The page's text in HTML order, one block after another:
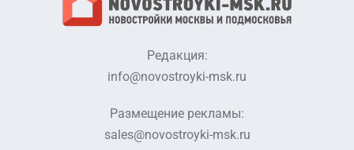
Редакция:
info@novostroyki-msk.ru
Размещение рекламы:
sales@novostroyki-msk.ru